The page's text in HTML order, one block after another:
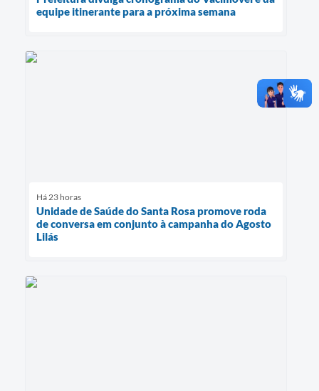
equipe itinerante para a próxima semana
Há 23 horas
Unidade de Saúde do Santa Rosa promove roda
de conversa em conjunto à campanha do Agosto
Lilás